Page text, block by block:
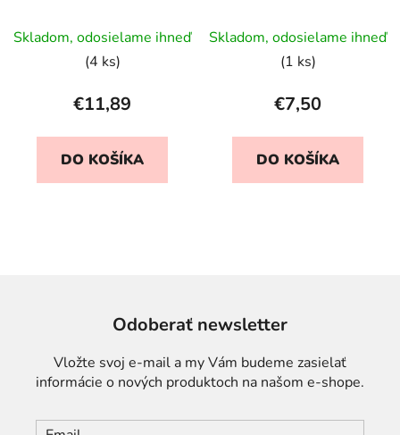
Skladom, odosielame ihneď
(4 ks)
€11,89
DO KOŠÍKA
Skladom, odosielame ihneď
(1 ks)
€7,50
DO KOŠÍKA
Odoberať newsletter
Vložte svoj e-mail a my Vám budeme zasielať
informácie o nových produktoch na našom e-shope.